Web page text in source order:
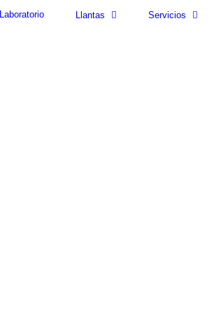
Laboratorio Llantas Servicios